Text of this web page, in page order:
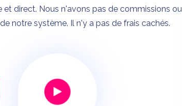
direct. Nous n'avons pas de commissions ou
notre système. Il n'y a pas de frais cachés.